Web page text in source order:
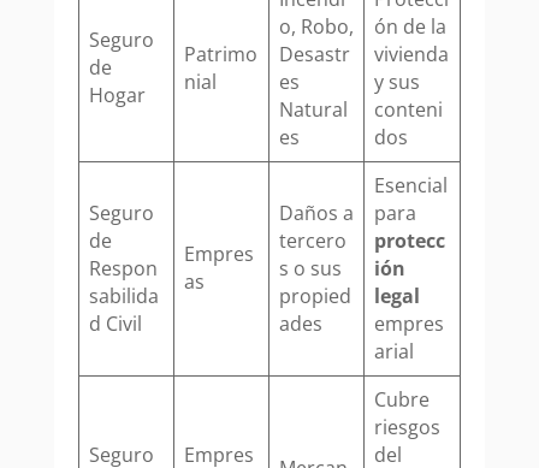
Seguro
de
Hogar
Patrimo
nial
o, Robo,
Desastr
es
Natural
es
ón de la
vivienda
y sus
conteni
dos
Seguro
de
Respon
sabilida
d Civil
Empres
as
Daños a
tercero
s o sus
propied
ades
Esencial
para
protecc
ión
legal
empres
arial
Seguro
Empres
Cubre
riesgos
del